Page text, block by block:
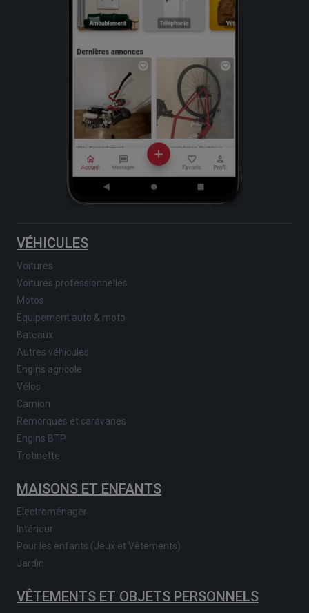
VÉHICULES
Voitures
Voitures professionnelles
Motos
Equipement auto & moto
Bateaux
Autres véhicules
Engins agricole
Vélos
Camion
Remorques et caravanes
Engins BTP
Trotinette
MAISONS ET ENFANTS
Electroménager
Intérieur
Pour les enfants (Jeux et Vêtements)
Jardin
VÊTEMENTS ET OBJETS PERSONNELS